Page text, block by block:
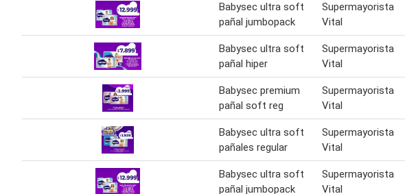
Babysec ultra soft
pañal jumbopack
Supermayorista
Vital
Babysec ultra soft
pañal hiper
Supermayorista
Vital
Babysec premium
pañal soft reg
Supermayorista
Vital
Babysec ultra soft
pañales regular
Supermayorista
Vital
Babysec ultra soft
pañal jumbopack
Supermayorista
Vital